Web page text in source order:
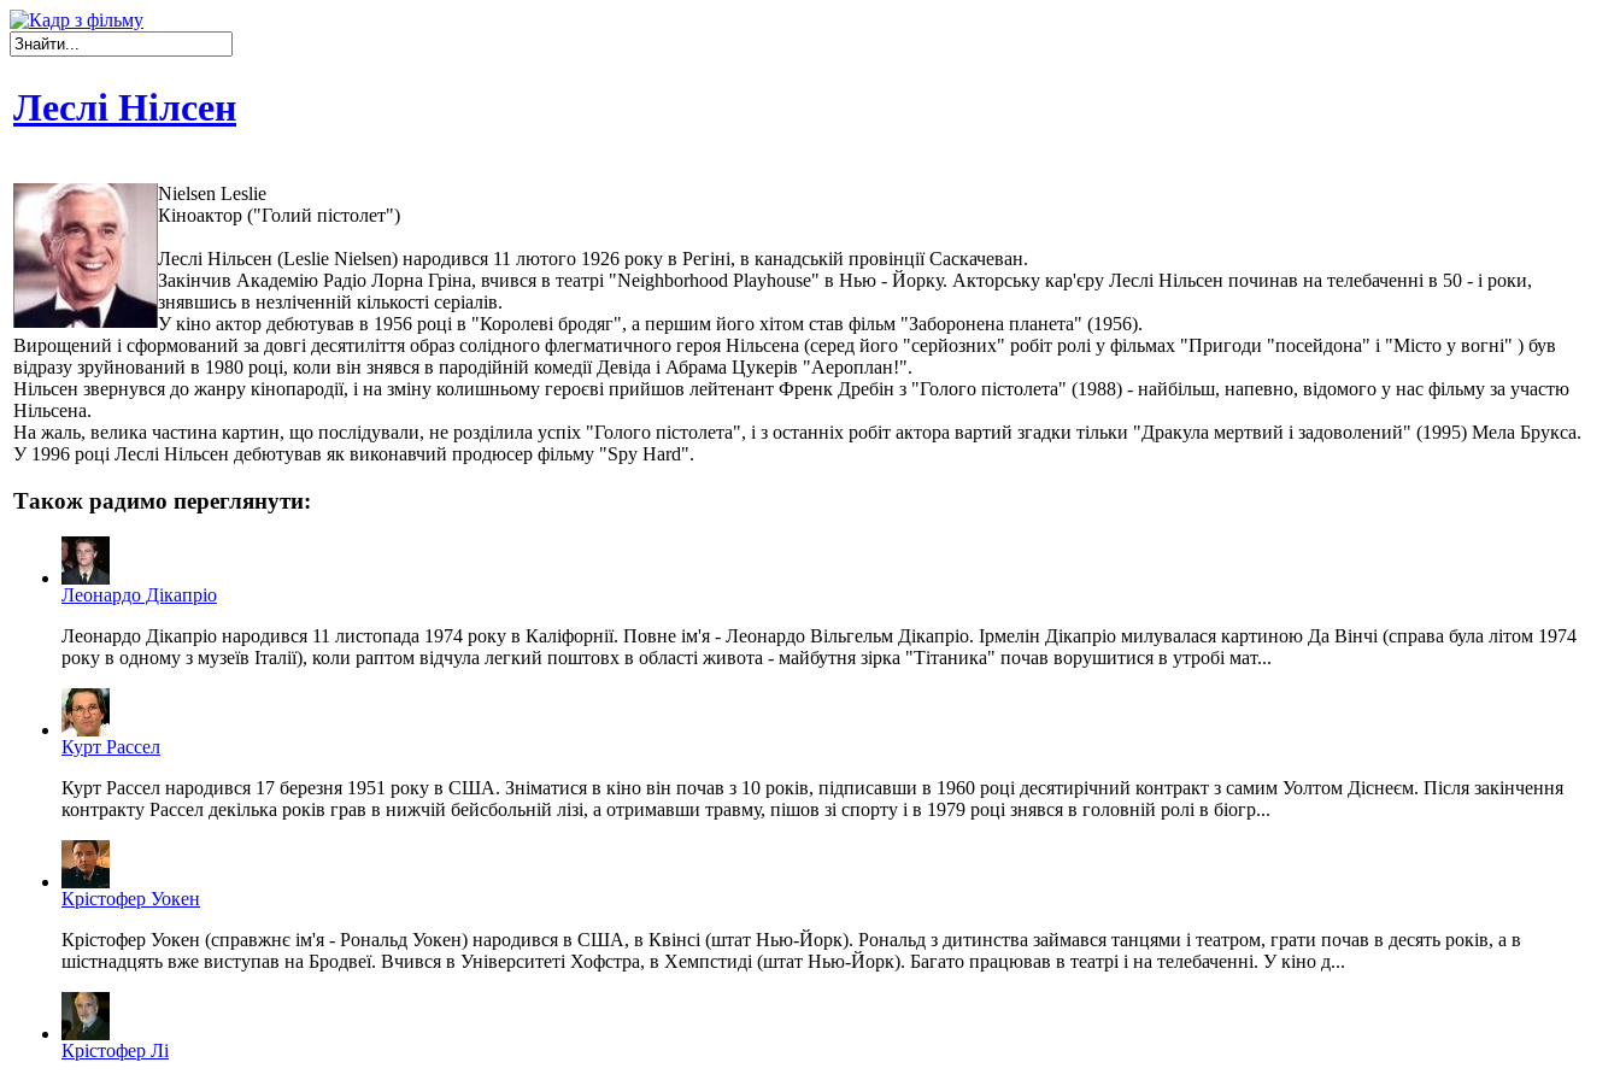
Леслі Нілсен
Nielsen Leslie
Кіноактор ("Голий пістолет")
Леслі Нільсен (Leslie Nielsen) народився 11 лютого 1926 року в Регіні, в канадській провінції Саскачеван.
Закінчив Академію Радіо Лорна Гріна, вчився в театрі "Neighborhood Playhouse" в Нью - Йорку. Акторську кар'єру Леслі Нільсен починав на телебаченні в 50 - і роки,
знявшись в незліченній кількості серіалів.
У кіно актор дебютував в 1956 році в "Королеві бродяг", а першим його хітом став фільм "Заборонена планета" (1956).
Вирощений і сформований за довгі десятиліття образ солідного флегматичного героя Нільсена (серед його "серйозних" робіт ролі у фільмах "Пригоди "посейдона" і "Місто у вогні" ) був
відразу зруйнований в 1980 році, коли він знявся в пародійній комедії Девіда і Абрама Цукерів "Аероплан!".
Нільсен звернувся до жанру кінопародії, і на зміну колишньому героєві прийшов лейтенант Френк Дребін з "Голого пістолета" (1988) - найбільш, напевно, відомого у нас фільму за участю
Нільсена.
На жаль, велика частина картин, що послідували, не розділила успіх "Голого пістолета", і з останніх робіт актора вартий згадки тільки "Дракула мертвий і задоволений" (1995) Мела Брукса.
У 1996 році Леслі Нільсен дебютував як виконавчий продюсер фільму "Spy Hard".
Також радимо переглянути:
Леонардо Дікапріо
Леонардо Дікапріо народився 11 листопада 1974 року в Каліфорнії. Повне ім'я - Леонардо Вільгельм Дікапріо. Ірмелін Дікапріо милувалася картиною Да Вінчі (справа була літом 1974
року в одному з музеїв Італії), коли раптом відчула легкий поштовх в області живота - майбутня зірка "Тітаника" почав ворушитися в утробі мат...
Курт Рассел
Курт Рассел народився 17 березня 1951 року в США. Зніматися в кіно він почав з 10 років, підписавши в 1960 році десятирічний контракт з самим Уолтом Діснеєм. Після закінчення
контракту Рассел декілька років грав в нижчій бейсбольній лізі, а отримавши травму, пішов зі спорту і в 1979 році знявся в головній ролі в біогр...
Крістофер Уокен
Крістофер Уокен (справжнє ім'я - Рональд Уокен) народився в США, в Квінсі (штат Нью-Йорк). Рональд з дитинства займався танцями і театром, грати почав в десять років, а в
шістнадцять вже виступав на Бродвеї. Вчився в Університеті Хофстра, в Хемпстиді (штат Нью-Йорк). Багато працював в театрі і на телебаченні. У кіно д...
Крістофер Лі